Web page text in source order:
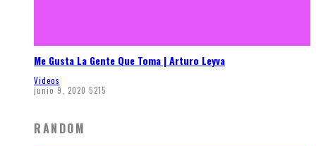
Me Gusta La Gente Que Toma | Arturo Leyva
Videos
junio 9, 2020 5215
RANDOM